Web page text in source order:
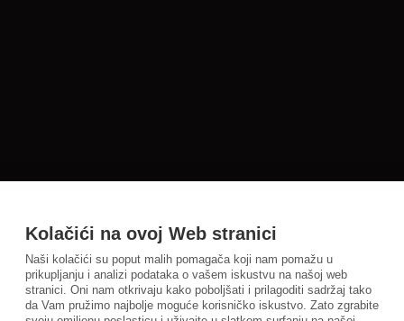
Kolačići na ovoj Web stranici
Naši kolačići su poput malih pomagača koji nam pomažu u
prikupljanju i analizi podataka o vašem iskustvu na našoj web
stranici. Oni nam otkrivaju kako poboljšati i prilagoditi sadržaj tako
da Vam pružimo najbolje moguće korisničko iskustvo. Zato zgrabite